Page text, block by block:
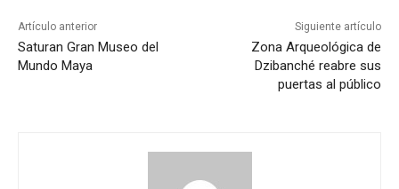
Artículo anterior
Saturan Gran Museo del
Mundo Maya
Siguiente artículo
Zona Arqueológica de
Dzibanché reabre sus
puertas al público